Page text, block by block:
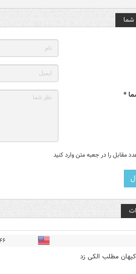
شما
*
مقابل را در جعبه متن وارد کنید
کیهان مطلب الکی زد